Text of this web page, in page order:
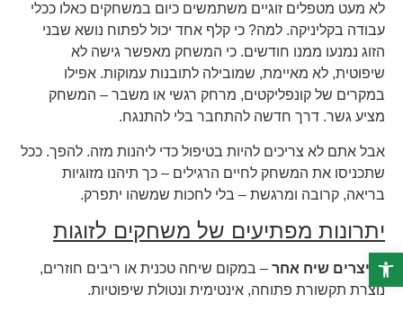
לא מעט מטפלים זוגיים משתמשים כיום במשחקים כאלו ככלי
עבודה בקליניקה. למה? כי קלף אחד יכול לפתוח נושא שבני
הזוג נמנעו ממנו חודשים. כי המשחק מאפשר גישה לא
שיפוטית, לא מאיימת, שמובילה לתובנות עמוקות. אפילו
במקרים של קונפליקטים, מרחק רגשי או משבר – המשחק
מציע גשר. דרך חדשה להתחבר בלי להתנגח.
אבל אתם לא צריכים להיות בטיפול כדי ליהנות מזה. להפך. ככל
שתכניסו את המשחק לחיים הרגילים – כך תיהנו מזוגיות
בריאה, קרובה ומרגשת – בלי לחכות שמשהו יתפרק.
יתרונות מפתיעים של משחקים לזוגות
מייצרים שיח אחר – במקום שיחה טכנית או ריבים חוזרים,
נוצרת תקשורת פתוחה, אינטימית ונטולת שיפוטיות.
פתח סרגל נגישות